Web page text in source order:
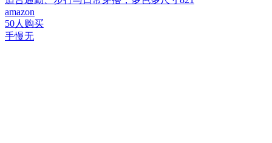
amazon
50人购买
手慢无